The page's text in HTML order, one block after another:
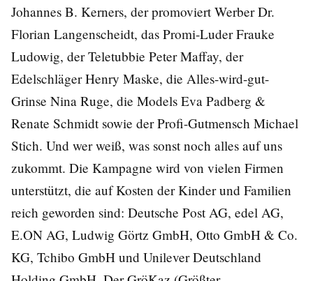
Johannes B. Kerners, der promoviert Werber Dr.
Florian Langenscheidt, das Promi-Luder Frauke
Ludowig, der Teletubbie Peter Maffay, der
Edelschläger Henry Maske, die Alles-wird-gut-
Grinse Nina Ruge, die Models Eva Padberg &
Renate Schmidt sowie der Profi-Gutmensch Michael
Stich. Und wer weiß, was sonst noch alles auf uns
zukommt. Die Kampagne wird von vielen Firmen
unterstützt, die auf Kosten der Kinder und Familien
reich geworden sind: Deutsche Post AG, edel AG,
E.ON AG, Ludwig Görtz GmbH, Otto GmbH & Co.
KG, Tchibo GmbH und Unilever Deutschland